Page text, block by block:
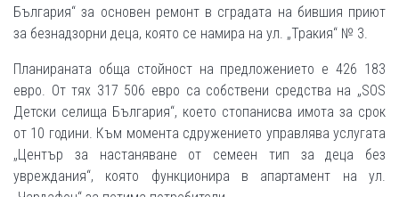
България“ за основен ремонт в сградата на бившия приют
за безнадзорни деца, която се намира на ул. „Тракия“ № 3.
Планираната обща стойност на предложението е 426 183
евро. От тях 317 506 евро са собствени средства на „SOS
Детски селища България“, което стопанисва имота за срок
от 10 години. Към момента сдружението управлява услугата
„Център за настаняване от семеен тип за деца без
увреждания“, която функционира в апартамент на ул.